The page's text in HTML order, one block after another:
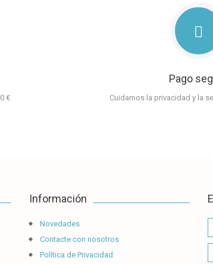
€
Pago
Cuidamos la privacidad y la
Información
Novedades
Contacte con nosotros
Política de Privacidad